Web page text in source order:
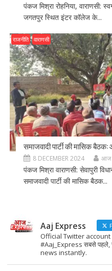
पंकज मिश्रा रोहनिया, वाराणसी:
जगतपुर स्थित इंटर कॉलेज के...
राजनीति वाराणसी
समाजवादी पार्टी की मासिक बैठक:
8 DECEMBER 2024 आज
पंकज मिश्रा वाराणसी: सेवापुरी
समाजवादी पार्टी की मासिक बैठक...
Aaj Express
Official Twitter
#Aaj_Express सबसे
news instantly.